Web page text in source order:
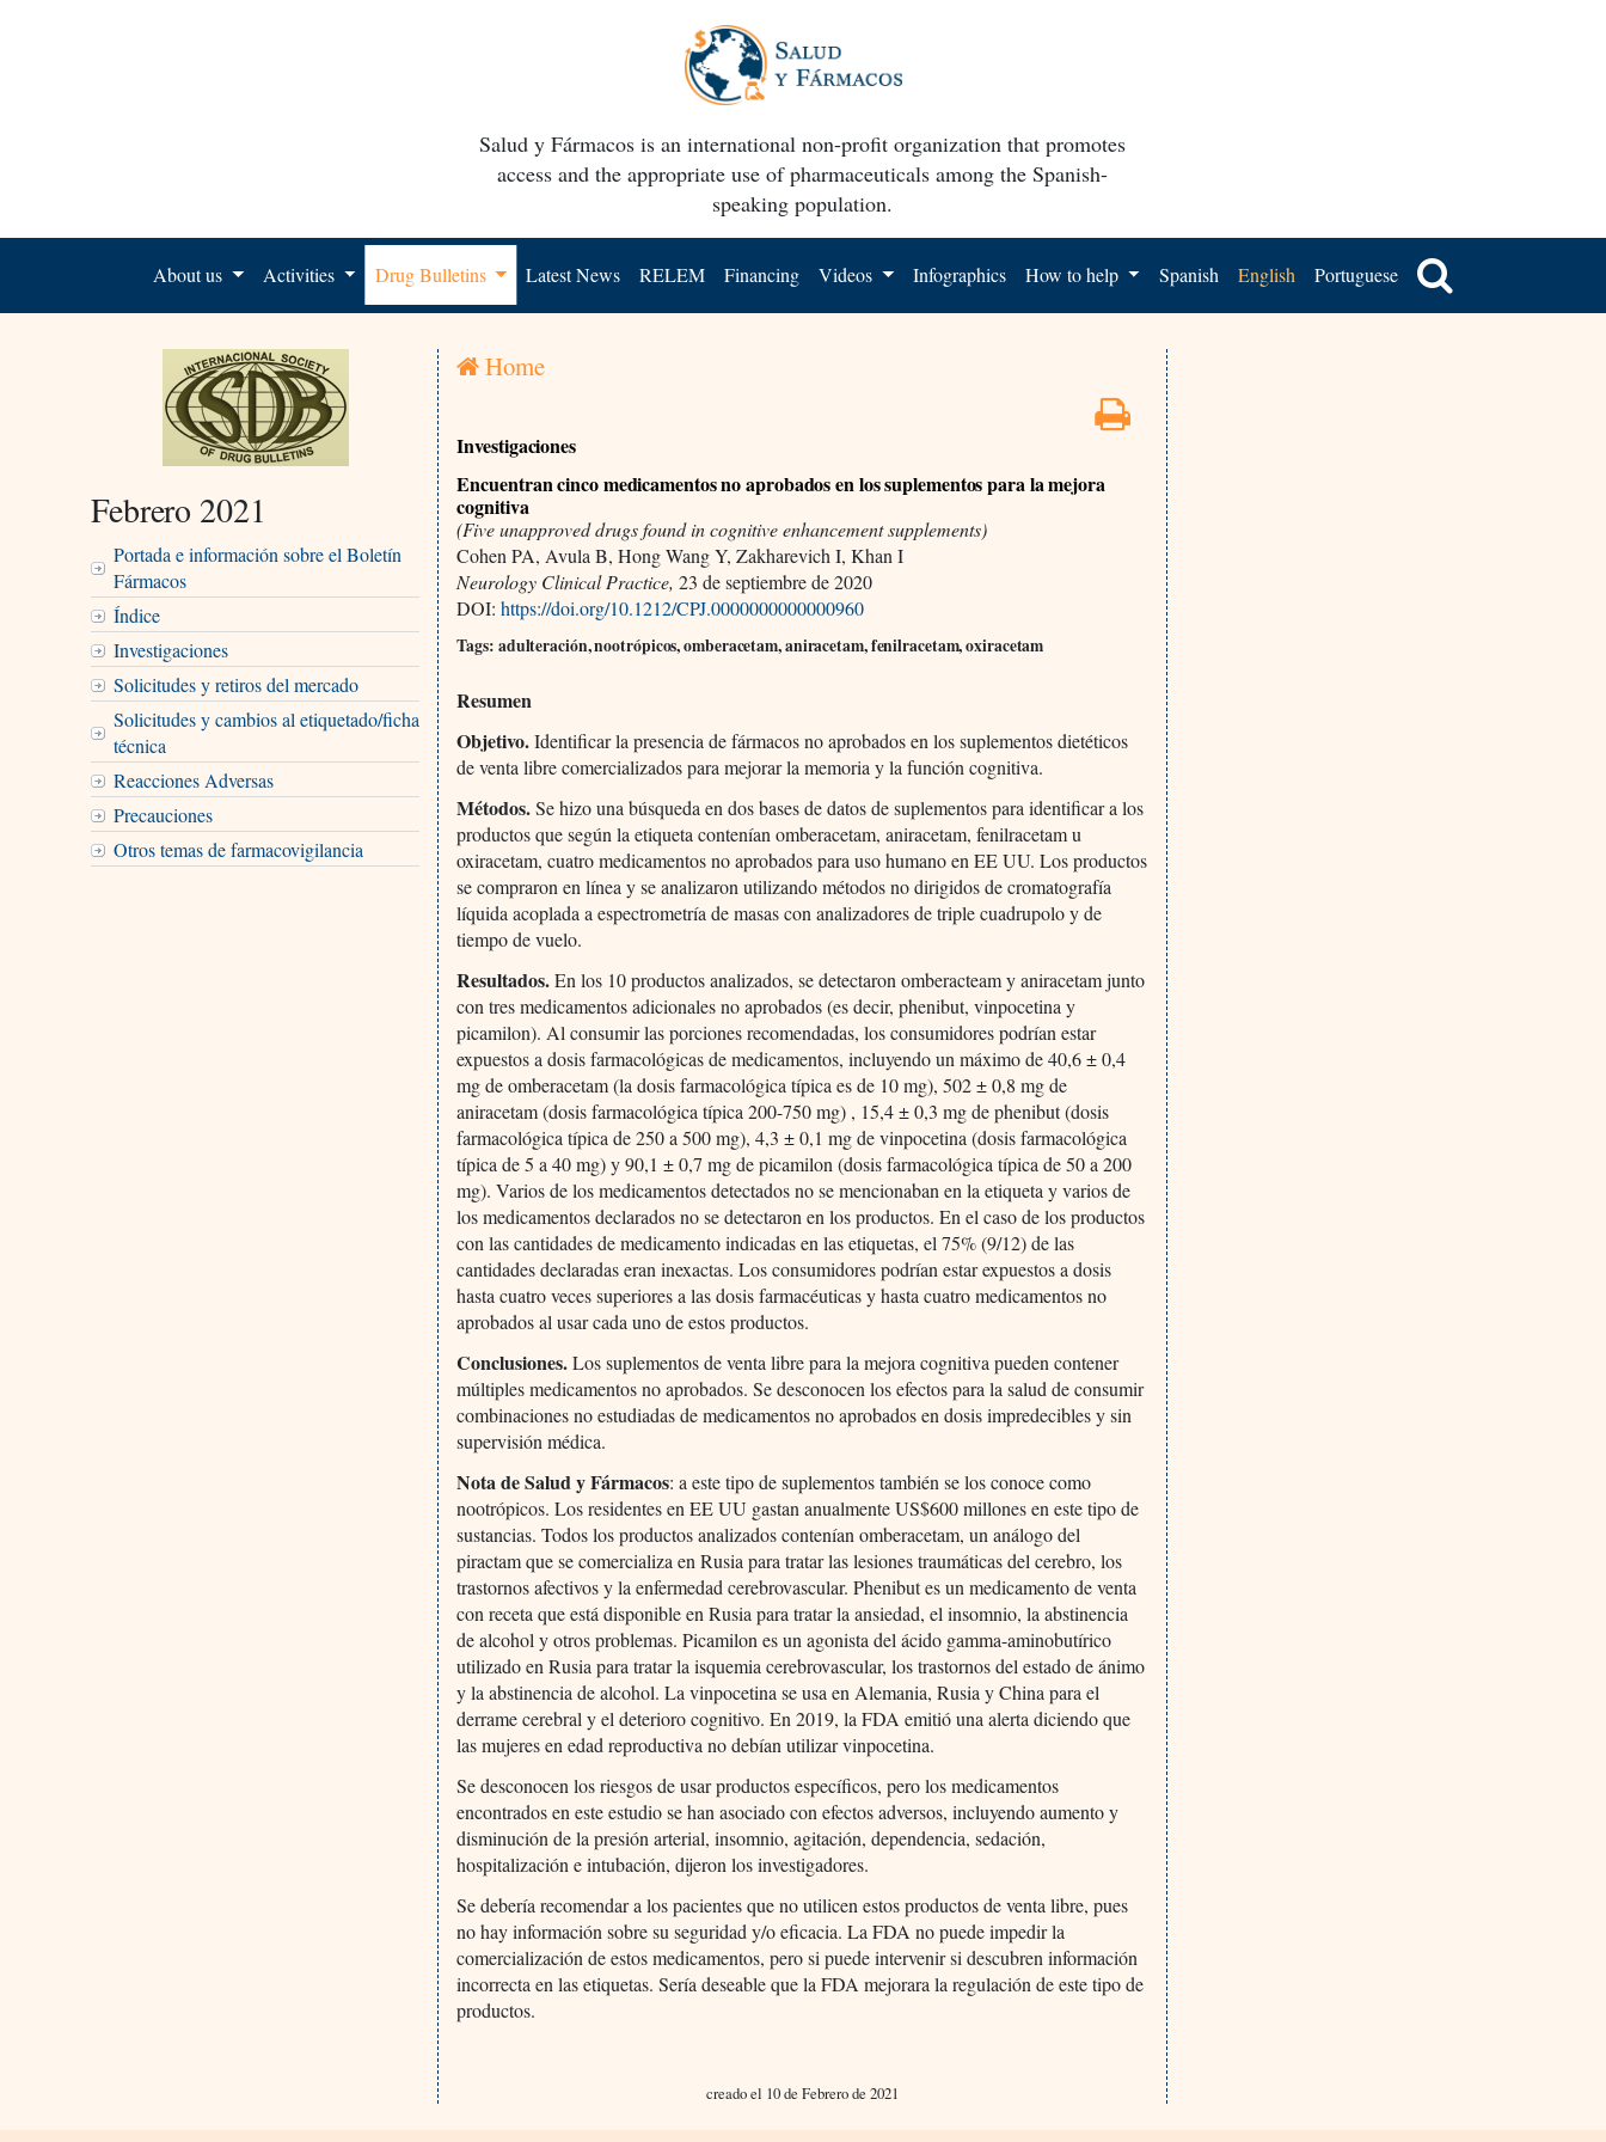
Salud y Fármacos is an international non-profit organization that promotes
access and the appropriate use of pharmaceuticals among the Spanish-
speaking population.
About us Activities Drug Bulletins Latest News RELEM Financing Videos Infographics How to help Spanish English Portuguese
Febrero 2021
Portada e información sobre el Boletín
Fármacos
Índice
Investigaciones
Solicitudes y retiros del mercado
Solicitudes y cambios al etiquetado/ficha
técnica
Reacciones Adversas
Precauciones
Otros temas de farmacovigilancia
Home
Investigaciones
Encuentran cinco medicamentos no aprobados en los suplementos para la mejora
cognitiva
(Five unapproved drugs found in cognitive enhancement supplements)
Cohen PA, Avula B, Hong Wang Y, Zakharevich I, Khan I
Neurology Clinical Practice, 23 de septiembre de 2020
DOI:https://doi.org/10.1212/CPJ.0000000000000960
Tags: adulteración, nootrópicos, omberacetam, aniracetam, fenilracetam, oxiracetam
Resumen
Objetivo.Identificar la presencia de fármacos no aprobados en los suplementos dietéticos
de venta libre comercializados para mejorar la memoria y la función cognitiva.
Métodos.Se hizo una búsqueda en dos bases de datos de suplementos para identificar a los
productos que según la etiqueta contenían omberacetam, aniracetam, fenilracetam u
oxiracetam, cuatro medicamentos no aprobados para uso humano en EE UU. Los productos
se compraron en línea y se analizaron utilizando métodos no dirigidos de cromatografía
líquida acoplada a espectrometría de masas con analizadores de triple cuadrupolo y de
tiempo de vuelo.
Resultados.En los 10 productos analizados, se detectaron omberacteam y aniracetam junto
con tres medicamentos adicionales no aprobados (es decir, phenibut, vinpocetina y
picamilon). Al consumir las porciones recomendadas, los consumidores podrían estar
expuestos a dosis farmacológicas de medicamentos, incluyendo un máximo de 40,6 ± 0,4
mg de omberacetam (la dosis farmacológica típica es de 10 mg), 502 ± 0,8 mg de
aniracetam (dosis farmacológica típica 200-750 mg) , 15,4 ± 0,3 mg de phenibut (dosis
farmacológica típica de 250 a 500 mg), 4,3 ± 0,1 mg de vinpocetina (dosis farmacológica
típica de 5 a 40 mg) y 90,1 ± 0,7 mg de picamilon (dosis farmacológica típica de 50 a 200
mg). Varios de los medicamentos detectados no se mencionaban en la etiqueta y varios de
los medicamentos declarados no se detectaron en los productos. En el caso de los productos
con las cantidades de medicamento indicadas en las etiquetas, el 75% (9/12) de las
cantidades declaradas eran inexactas. Los consumidores podrían estar expuestos a dosis
hasta cuatro veces superiores a las dosis farmacéuticas y hasta cuatro medicamentos no
aprobados al usar cada uno de estos productos.
Conclusiones.Los suplementos de venta libre para la mejora cognitiva pueden contener
múltiples medicamentos no aprobados. Se desconocen los efectos para la salud de consumir
combinaciones no estudiadas de medicamentos no aprobados en dosis impredecibles y sin
supervisión médica.
Nota de Salud y Fármacos: a este tipo de suplementos también se los conoce como
nootrópicos. Los residentes en EE UU gastan anualmente US$600 millones en este tipo de
sustancias. Todos los productos analizados contenían omberacetam, un análogo del
piractam que se comercializa en Rusia para tratar las lesiones traumáticas del cerebro, los
trastornos afectivos y la enfermedad cerebrovascular. Phenibut es un medicamento de venta
con receta que está disponible en Rusia para tratar la ansiedad, el insomnio, la abstinencia
de alcohol y otros problemas. Picamilon es un agonista del ácido gamma-aminobutírico
utilizado en Rusia para tratar la isquemia cerebrovascular, los trastornos del estado de ánimo
y la abstinencia de alcohol. La vinpocetina se usa en Alemania, Rusia y China para el
derrame cerebral y el deterioro cognitivo. En 2019, la FDA emitió una alerta diciendo que
las mujeres en edad reproductiva no debían utilizar vinpocetina.
Se desconocen los riesgos de usar productos específicos, pero los medicamentos
encontrados en este estudio se han asociado con efectos adversos, incluyendo aumento y
disminución de la presión arterial, insomnio, agitación, dependencia, sedación,
hospitalización e intubación, dijeron los investigadores.
Se debería recomendar a los pacientes que no utilicen estos productos de venta libre, pues
no hay información sobre su seguridad y/o eficacia. La FDA no puede impedir la
comercialización de estos medicamentos, pero si puede intervenir si descubren información
incorrecta en las etiquetas. Sería deseable que la FDA mejorara la regulación de este tipo de
productos.
creado el 10 de Febrero de 2021